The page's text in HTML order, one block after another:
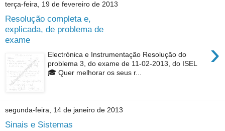
terça-feira, 19 de fevereiro de 2013
Resolução completa e,
explicada, de problema de
exame
›
Electrónica e Instrumentação Resolução do
problema 3, do exame de 11-02-2013, do ISEL
🎓 Quer melhorar os seus r...
segunda-feira, 14 de janeiro de 2013
Sinais e Sistemas